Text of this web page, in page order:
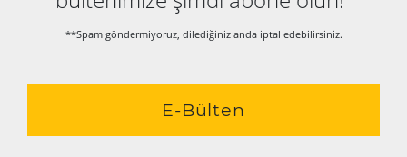
**Spam göndermiyoruz, dilediğiniz anda iptal edebilirsiniz.
E-Bülten